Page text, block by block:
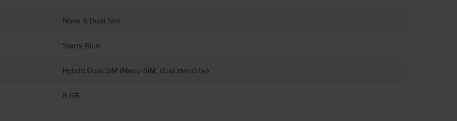
Nova 9 Dual Sim
Starry Blue
Hybrid Dual SIM (Nano-SIM, dual stand-by)
8 GB